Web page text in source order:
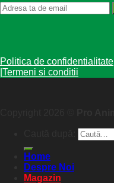
Politica de confidentialitate
Termeni si conditii
Home
Despre Noi
Magazin